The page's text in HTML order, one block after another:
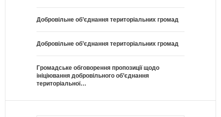
Добровільне об’єднання територіальних громад
Добровільне об’єднання територіальних громад
Громадське обговорення пропозиції щодо
ініціювання добровільного об’єднання
територіальної…